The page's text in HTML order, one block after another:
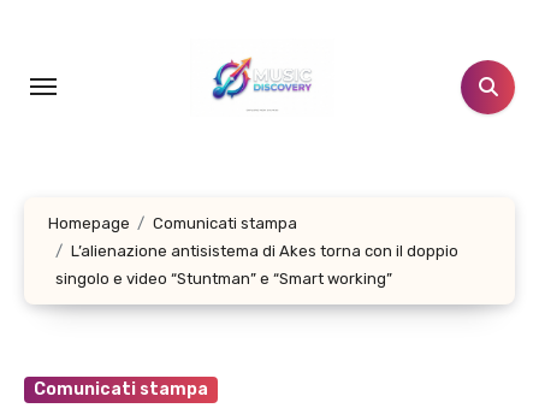
contenuto
Homepage
Comunicati stampa
L’alienazione antisistema di Akes torna con il doppio
singolo e video “Stuntman” e “Smart working”
Comunicati stampa